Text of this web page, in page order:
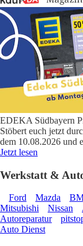
EDEKA Südbayern
Stöbert euch jetzt
dem 10.08.2026 und
Jetzt lesen
Werkstatt &
Ford Mazda
Mitsubishi
Nissan
Autoreparatur
Auto Dienst